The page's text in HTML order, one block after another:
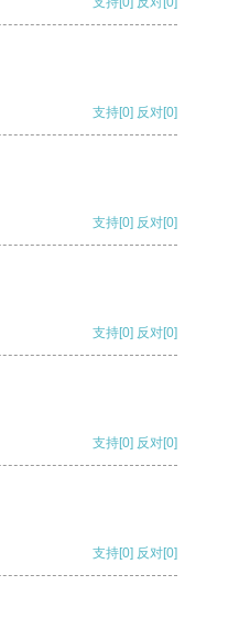
支持[0] 反对[0]
支持[0] 反对[0]
支持[0] 反对[0]
支持[0] 反对[0]
支持[0] 反对[0]